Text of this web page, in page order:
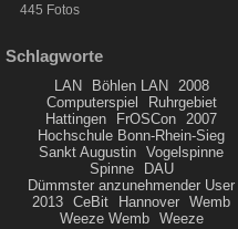
445 Fotos
Schlagworte
LAN Böhlen LAN
2008
Computerspiel
Ruhrgebiet
Hattingen
FrOSCon
2007
Hochschule Bonn-Rhein-Sieg
Sankt Augustin
Vogelspinne
Spinne
DAU
Dümmster anzunehmender User
2013
CeBit Hannover
Wemb
Weeze Wemb
Weeze